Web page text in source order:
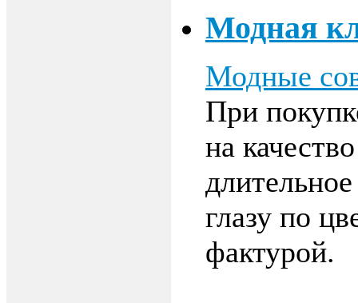
Модная
Модные
При
на
глазу по
фактурой.